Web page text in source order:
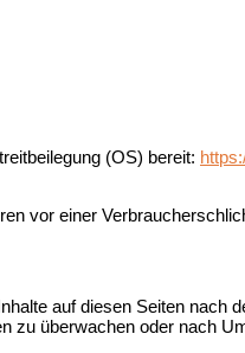
(OS) bereit:
vor einer
auf diesen Seiten
zu überwachen oder nach